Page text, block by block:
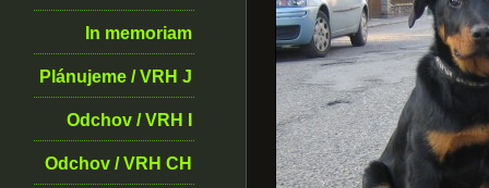
In memoriam
Plánujeme / VRH J
Odchov / VRH I
Odchov / VRH CH